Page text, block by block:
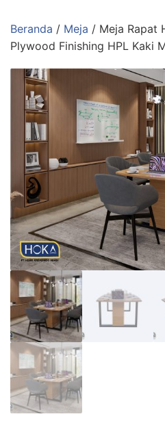
ke
konten
Beranda / Meja / Meja Rapat
Plywood Finishing HPL Kaki